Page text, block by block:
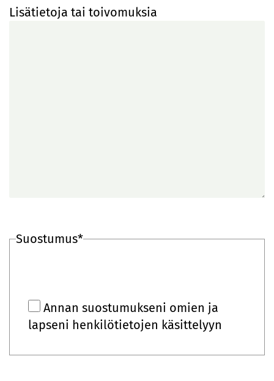
Lisätietoja tai toivomuksia
Suostumus*
Annan suostumukseni omien ja
lapseni henkilötietojen käsittelyyn